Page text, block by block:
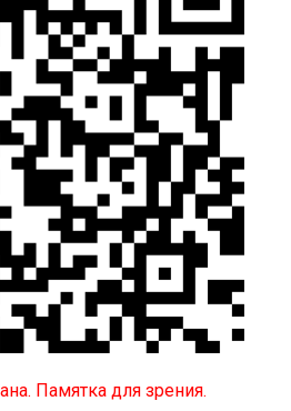
Памятка для зрения.